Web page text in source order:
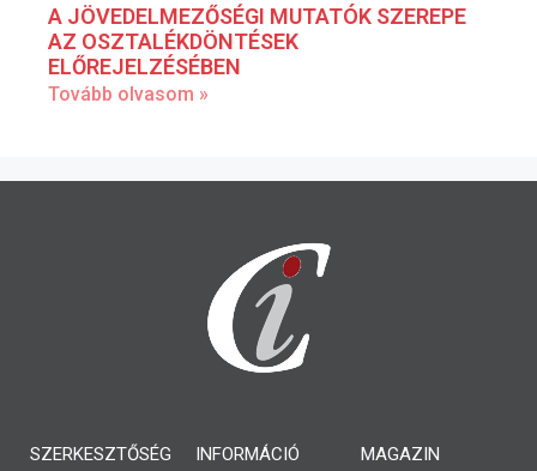
A JÖVEDELMEZŐSÉGI MUTATÓK SZEREPE
AZ OSZTALÉKDÖNTÉSEK
ELŐREJELZÉSÉBEN
Tovább olvasom »
SZERKESZTŐSÉG INFORMÁCIÓ MAGAZIN